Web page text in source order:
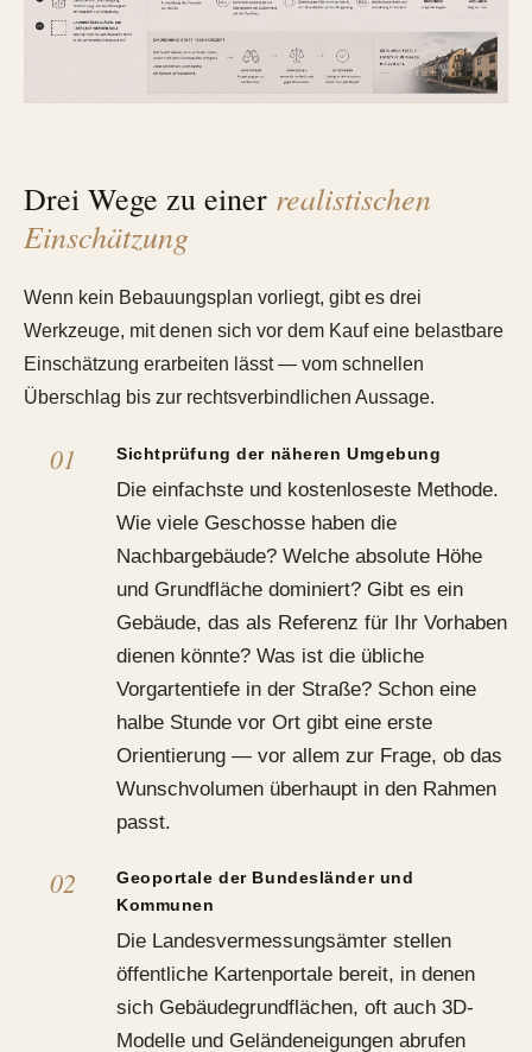
Drei Wege zu einer realistischen
Einschätzung
Wenn kein Bebauungsplan vorliegt, gibt es drei
Werkzeuge, mit denen sich vor dem Kauf eine belastbare
Einschätzung erarbeiten lässt — vom schnellen
Überschlag bis zur rechtsverbindlichen Aussage.
Sichtprüfung der näheren Umgebung
Die einfachste und kostenloseste Methode.
Wie viele Geschosse haben die
Nachbargebäude? Welche absolute Höhe
und Grundfläche dominiert? Gibt es ein
Gebäude, das als Referenz für Ihr Vorhaben
dienen könnte? Was ist die übliche
Vorgartentiefe in der Straße? Schon eine
halbe Stunde vor Ort gibt eine erste
Orientierung — vor allem zur Frage, ob das
Wunschvolumen überhaupt in den Rahmen
passt.
Geoportale der Bundesländer und
Kommunen
Die Landesvermessungsämter stellen
öffentliche Kartenportale bereit, in denen
sich Gebäudegrundflächen, oft auch 3D-
Modelle und Geländeneigungen abrufen